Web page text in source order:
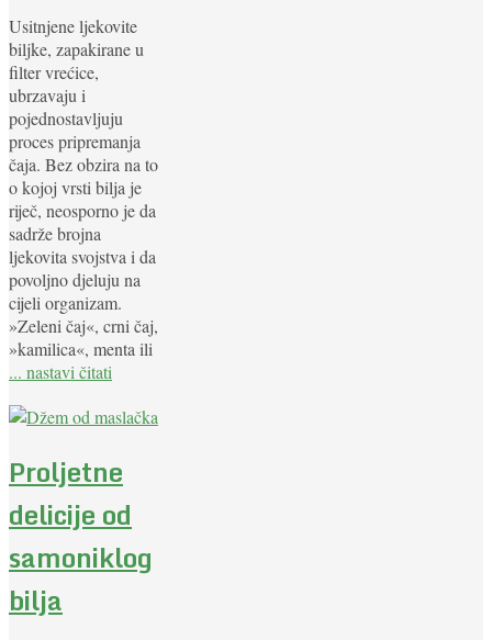
Usitnjene ljekovite
biljke, zapakirane u
filter vrećice,
ubrzavaju i
pojednostavljuju
proces pripremanja
čaja. Bez obzira na to
o kojoj vrsti bilja je
riječ, neosporno je da
sadrže brojna
ljekovita svojstva i da
povoljno djeluju na
cijeli organizam.
»Zeleni čaj«, crni čaj,
»kamilica«, menta ili
... nastavi čitati
Proljetne
delicije od
samoniklog
bilja